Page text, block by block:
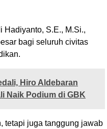
Hadiyanto, S.E., M.Si.,
bagi seluruh civitas
Hiro Aldebaran
Naik Podium di GBK
tetapi juga tanggung jawab